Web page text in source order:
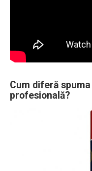
Cum diferă
profesională?